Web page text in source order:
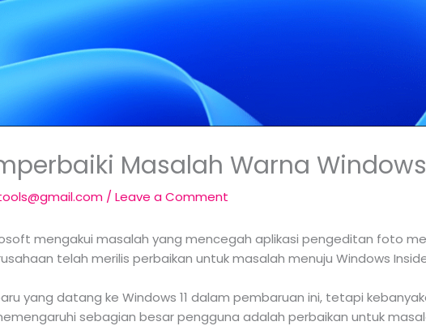
Masalah Warna Windows
/Leave a Comment
mengakui masalah yang mencegah aplikasi pengeditan foto
telah merilis perbaikan untuk masalah menuju Windows
yang datang ke Windows 11 dalam pembaruan ini, tetapi
sebagian besar pengguna adalah perbaikan untuk